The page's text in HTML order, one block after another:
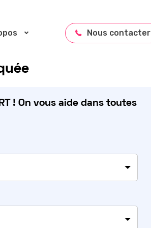
Nous contacter
! On vous aide dans toutes